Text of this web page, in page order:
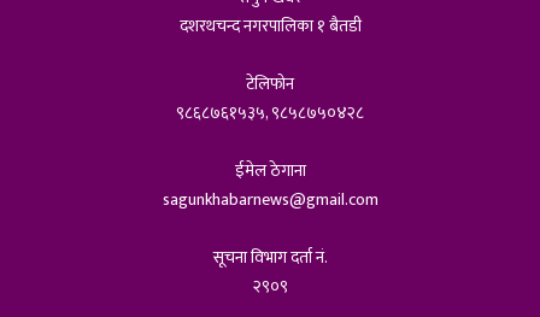
दशरथचन्द नगरपालिका १ बैतडी
टेलिफोन
९८६८७६१५३५, ९८५८७५०४२८
ईमेल ठेगाना
sagunkhabarnews@gmail.com
सूचना विभाग दर्ता नं.
२९०९